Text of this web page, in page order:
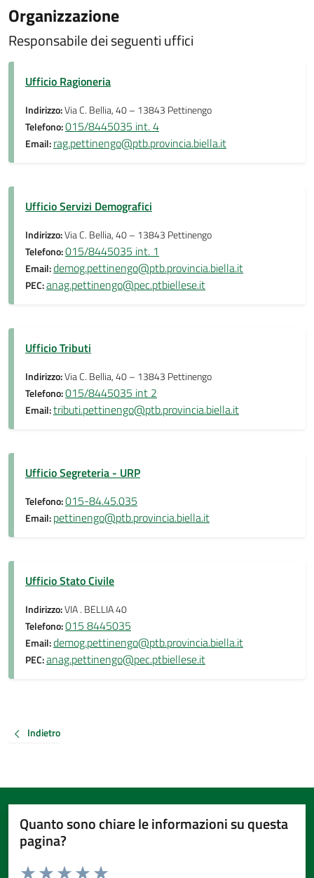
Organizzazione
Responsabile dei seguenti uffici
Ufficio Ragioneria
Indirizzo:Via C. Bellia, 40 – 13843 Pettinengo
Telefono:015/8445035 int. 4
Email:rag.pettinengo@ptb.provincia.biella.it
Ufficio Servizi Demografici
Indirizzo:Via C. Bellia, 40 – 13843 Pettinengo
Telefono:015/8445035 int. 1
Email:demog.pettinengo@ptb.provincia.biella.it
PEC:anag.pettinengo@pec.ptbiellese.it
Ufficio Tributi
Indirizzo:Via C. Bellia, 40 – 13843 Pettinengo
Telefono:015/8445035 int 2
Email:tributi.pettinengo@ptb.provincia.biella.it
Ufficio Segreteria - URP
Telefono:015-84.45.035
Email:pettinengo@ptb.provincia.biella.it
Ufficio Stato Civile
Indirizzo:VIA . BELLIA 40
Telefono:015 8445035
Email:demog.pettinengo@ptb.provincia.biella.it
PEC:anag.pettinengo@pec.ptbiellese.it
Indietro
Quanto sono chiare le informazioni su questa
pagina?
Valuta da 1 a 5 stelle la pagina